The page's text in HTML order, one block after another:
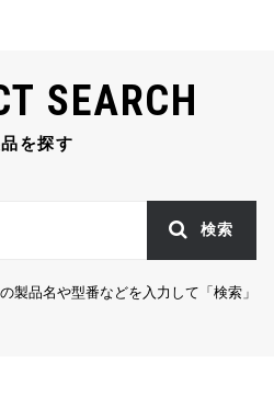
SEARCH
を探す
検索
製品名や型番などを入力して「検索」